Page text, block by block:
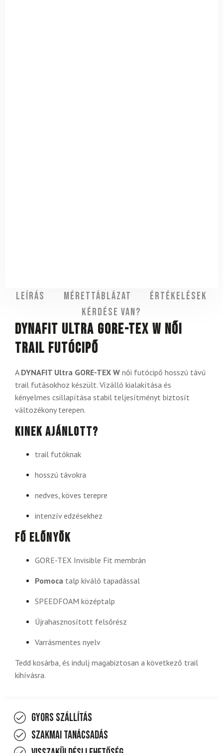
Leírás Mérettáblázat
Értékelések
Kérdése van?
DYNAFIT Ultra GORE-TEX W női
trail futócipő
A DYNAFIT Ultra GORE-TEX W női futócipő hosszú távú
trail futásokhoz készült. Vízálló kialakítása és
kényelmes csillapítása stabil teljesítményt biztosít
változékony terepen.
Kinek ajánlott?
trail futóknak
hosszú távokra
nedves, köves terepre
intenzív edzésekhez
Fő előnyök
GORE-TEX Invisible Fit membrán
Pomoca talp kiváló tapadással
SPEEDFOAM középtalp
Újrahasznosított felsőrész
Varrásmentes nyelv
Tedd kosárba, és indulj magabiztosan a következő trail
kihívásra.
Gyors szállítás
Szakmai tanácsadás